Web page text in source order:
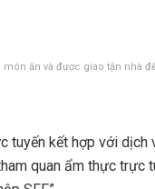
ăn và được giao tận nhà
tuyến kết hợp với dịch
quan ẩm thực trực